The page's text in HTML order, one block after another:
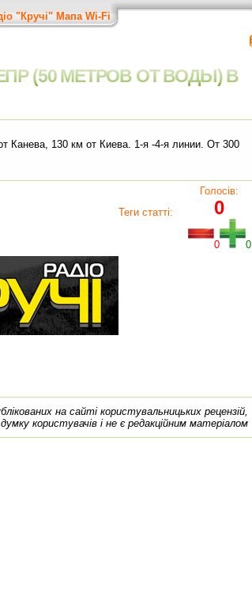
"Кручі" Мапа Wi-Fi
(50 МЕТРОВ ОТ ВОДЫ) В
Канева, 130 км от Киева. 1-я -4-я линии. От 300
Теги статті:
Голосів:
0
0 0
на сайті користувальницьких рецензій,
користувачів і не є редакційним матеріалом